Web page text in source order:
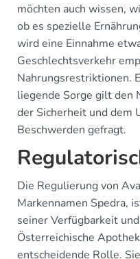
möchten auch wissen,
ob es spezielle
wird eine Einnahme
Geschlechtsverkehr
Nahrungsrestriktionen.
liegende Sorge gilt den
der Sicherheit und dem
Beschwerden gefragt.
Die Regulierung von
Markennamen Spedra,
seiner Verfügbarkeit
Österreichische
entscheidende Rolle.